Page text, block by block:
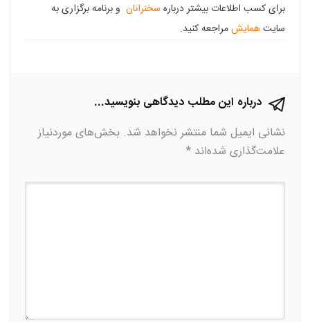
برای کسب اطلاعات بیشتر درباره سخنرانان و برنامه برگزاری به
سایتهمایشمراجعه کنید.
درباره این مطلب دیدگاهی بنویسید...
نشانی ایمیل شما منتشر نخواهد شد. بخش‌های موردنیاز
علامت‌گذاری شده‌اند *